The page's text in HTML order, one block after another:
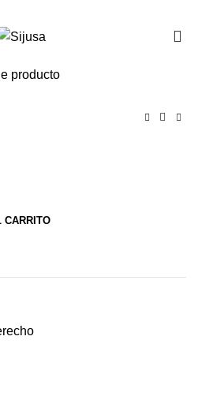
CARRITO